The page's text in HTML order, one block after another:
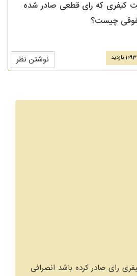
کیفری که رای قطعی صادر شده
چیست؟
1093 بازدید نوشتن نظر
رای صادر کرده باشد انصرافی